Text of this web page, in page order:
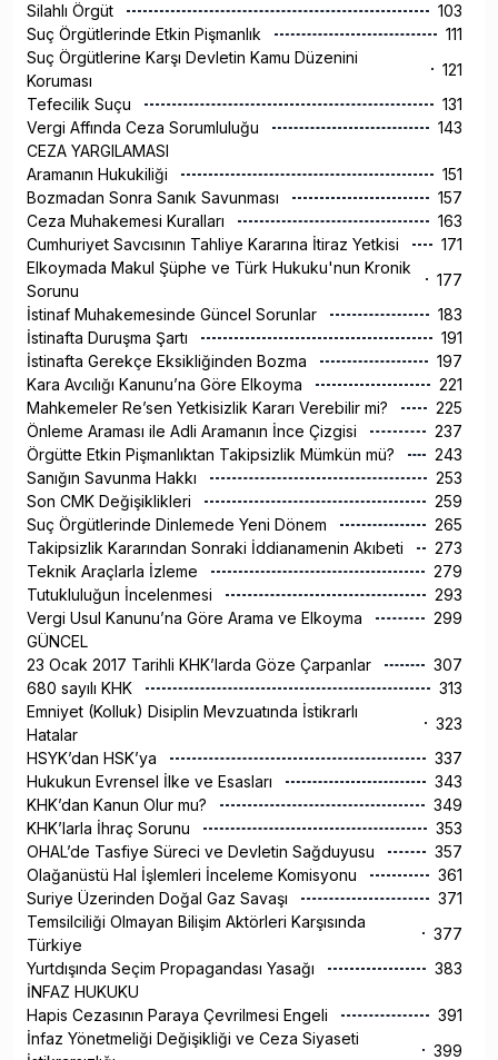
Silahlı Örgüt
103
Suç Örgütlerinde Etkin Pişmanlık
111
Suç Örgütlerine Karşı Devletin Kamu Düzenini
Koruması
121
Tefecilik Suçu
131
Vergi Affında Ceza Sorumluluğu
143
CEZA YARGILAMASI
Aramanın Hukukiliği
151
Bozmadan Sonra Sanık Savunması
157
Ceza Muhakemesi Kuralları
163
Cumhuriyet Savcısının Tahliye Kararına İtiraz Yetkisi
171
Elkoymada Makul Şüphe ve Türk Hukuku'nun Kronik
Sorunu
177
İstinaf Muhakemesinde Güncel Sorunlar
183
İstinafta Duruşma Şartı
191
İstinafta Gerekçe Eksikliğinden Bozma
197
Kara Avcılığı Kanunu’na Göre Elkoyma
221
Mahkemeler Re’sen Yetkisizlik Kararı Verebilir mi?
225
Önleme Araması ile Adli Aramanın İnce Çizgisi
237
Örgütte Etkin Pişmanlıktan Takipsizlik Mümkün mü?
243
Sanığın Savunma Hakkı
253
Son CMK Değişiklikleri
259
Suç Örgütlerinde Dinlemede Yeni Dönem
265
Takipsizlik Kararından Sonraki İddianamenin Akıbeti
273
Teknik Araçlarla İzleme
279
Tutukluluğun İncelenmesi
293
Vergi Usul Kanunu’na Göre Arama ve Elkoyma
299
GÜNCEL
23 Ocak 2017 Tarihli KHK’larda Göze Çarpanlar
307
680 sayılı KHK
313
Emniyet (Kolluk) Disiplin Mevzuatında İstikrarlı
Hatalar
323
HSYK’dan HSK’ya
337
Hukukun Evrensel İlke ve Esasları
343
KHK’dan Kanun Olur mu?
349
KHK’larla İhraç Sorunu
353
OHAL’de Tasfiye Süreci ve Devletin Sağduyusu
357
Olağanüstü Hal İşlemleri İnceleme Komisyonu
361
Suriye Üzerinden Doğal Gaz Savaşı
371
Temsilciliği Olmayan Bilişim Aktörleri Karşısında
Türkiye
377
Yurtdışında Seçim Propagandası Yasağı
383
İNFAZ HUKUKU
Hapis Cezasının Paraya Çevrilmesi Engeli
391
İnfaz Yönetmeliği Değişikliği ve Ceza Siyaseti
399